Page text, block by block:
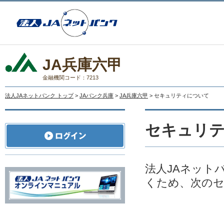
JA兵庫六甲
金融機関コード：7213
法人JAネットバンク トップ > JAバンク兵庫 > JA兵庫六甲 > セキュリティについて
セキュリ
法人JAネット
くため、次の